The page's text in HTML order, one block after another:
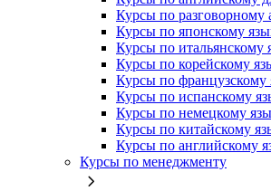
Курсы по разговорному
Курсы по японскому
Курсы по итальянскому
Курсы по корейскому
Курсы по французскому
Курсы по испанскому
Курсы по немецкому
Курсы по китайскому
Курсы по английскому
Курсы по менеджменту